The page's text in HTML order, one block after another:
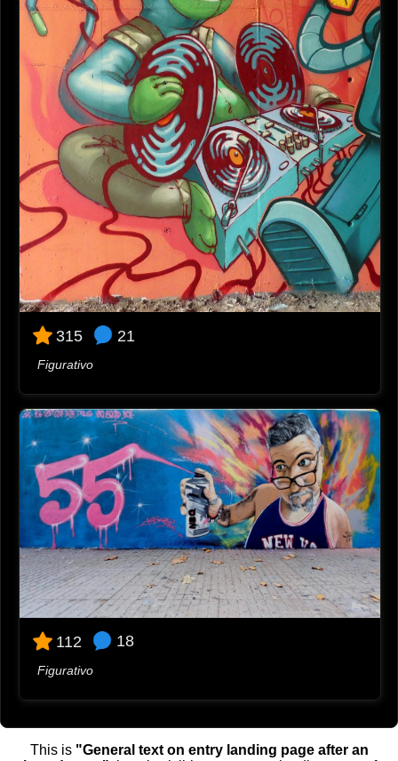
315 21
Figurativo
112 18
Figurativo
This is "General text on entry landing page after an